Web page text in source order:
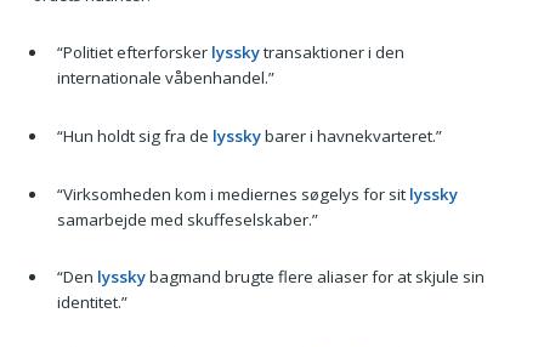
“Politiet efterforsker lysskytransaktioner i den
internationale våbenhandel.”
“Hun holdt sig fra de lysskybarer i havnekvarteret.”
“Virksomheden kom i mediernes søgelys for sit lyssky
samarbejde med skuffeselskaber.”
“Den lysskybagmand brugte flere aliaser for at skjule sin
identitet.”